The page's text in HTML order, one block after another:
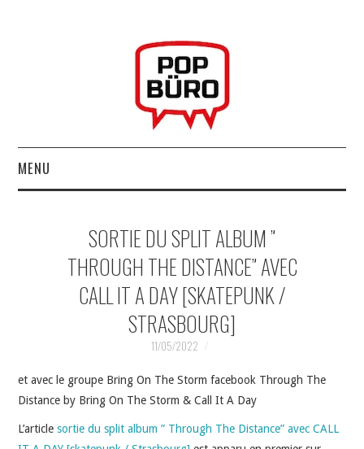
MENU
MUSIQUESACTUELLES.NET
GABBA GABBA HEY !
INDÉPENDANTS
SORTIE DU SPLIT ALBUM ”
THROUGH THE DISTANCE” AVEC
CALL IT A DAY [SKATEPUNK /
STRASBOURG]
11/05/2022
et avec le groupe Bring On The Storm facebook Through The
Distance by Bring On The Storm & Call It A Day
L’articlesortie du split album ” Through The Distance” avec CALL